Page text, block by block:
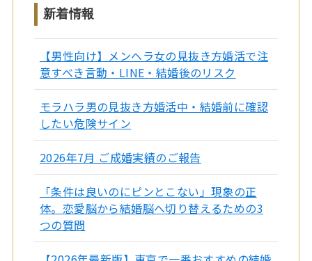
新着情報
【男性向け】メンヘラ女の見抜き方婚活で注
意すべき言動・LINE・結婚後のリスク
モラハラ男の見抜き方婚活中・結婚前に確認
したい危険サイン
2026年7月 ご成婚実績のご報告
「条件は良いのにピンとこない」現象の正
体。恋愛脳から結婚脳へ切り替えるための3
つの質問